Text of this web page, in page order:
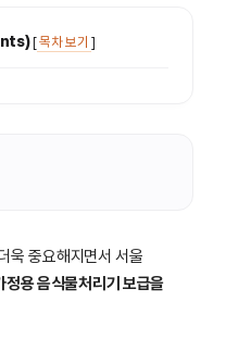
[목차 보기 ]
욱 중요해지면서 서울
정용 음식물처리기 보급을